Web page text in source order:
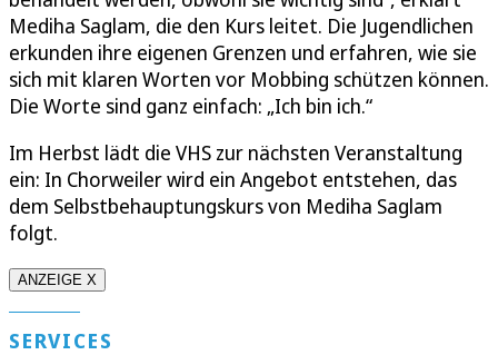
Mediha Saglam, die den Kurs leitet. Die Jugendlichen
erkunden ihre eigenen Grenzen und erfahren, wie sie
sich mit klaren Worten vor Mobbing schützen können.
Die Worte sind ganz einfach: „Ich bin ich.“
Im Herbst lädt die VHS zur nächsten Veranstaltung
ein: In Chorweiler wird ein Angebot entstehen, das
dem Selbstbehauptungskurs von Mediha Saglam
folgt.
ANZEIGE X
SERVICES